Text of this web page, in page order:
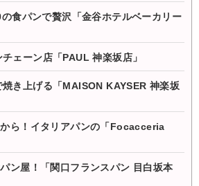
食パンで贅沢「金谷ホテルベーカリー
ェーン店「PAUL 神楽坂店」
き上げる「MAISON KAYSER 神楽坂
ら！イタリアパンの「Focacceria
ン屋！「関口フランスパン 目白坂本